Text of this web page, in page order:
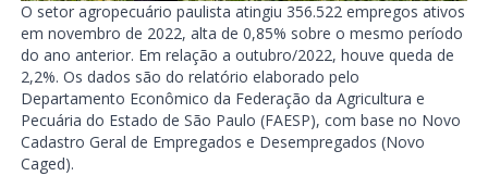
O setor agropecuário paulista atingiu 356.522 empregos ativos
em novembro de 2022, alta de 0,85% sobre o mesmo período
do ano anterior. Em relação a outubro/2022, houve queda de
2,2%. Os dados são do relatório elaborado pelo
Departamento Econômico da Federação da Agricultura e
Pecuária do Estado de São Paulo (FAESP), com base no Novo
Cadastro Geral de Empregados e Desempregados (Novo
Caged).